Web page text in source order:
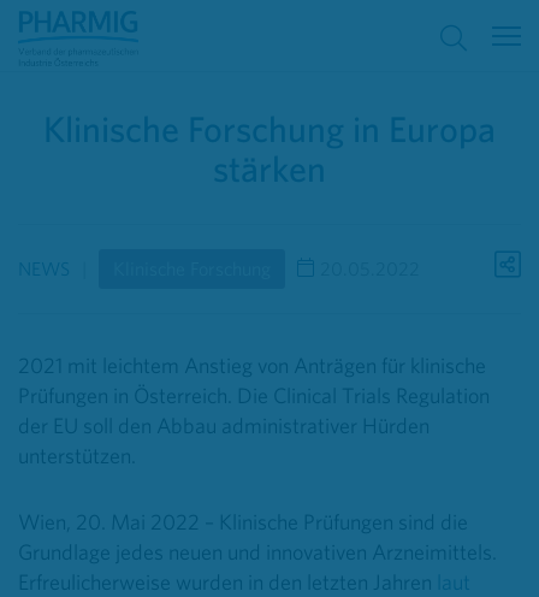
Klinische Forschung in Europa
stärken
NEWS
2021 mit leichtem Anstieg von Anträgen für klinische
Prüfungen in Österreich. Die Clinical Trials Regulation
der EU soll den Abbau administrativer Hürden
unterstützen.
Wien, 20. Mai 2022 – Klinische Prüfungen sind die
Grundlage jedes neuen und innovativen Arzneimittels.
Erfreulicherweise wurden in den letzten Jahren laut